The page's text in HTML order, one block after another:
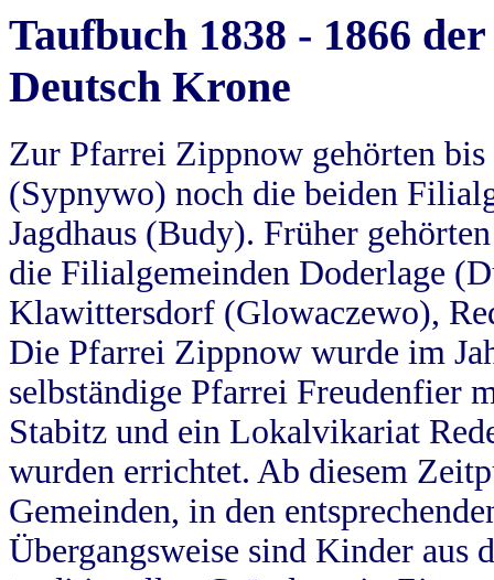
Taufbuch 1838 - 1866
Deutsch Krone
Zur Pfarrei Zippnow gehörten
(Sypnywo) noch die beiden
Jagdhaus (Budy). Früher
die Filialgemeinden Doderlage
Klawittersdorf (Glowaczewo),
Die Pfarrei Zippnow wurde im
selbständige Pfarrei Freudenfier
Stabitz und ein Lokalvikariat
wurden errichtet. Ab diesem
Gemeinden, in den
Übergangsweise sind Kinder aus